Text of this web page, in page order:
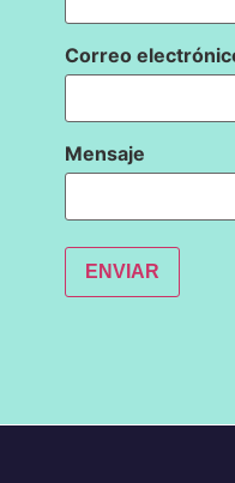
Correo
Mensaje